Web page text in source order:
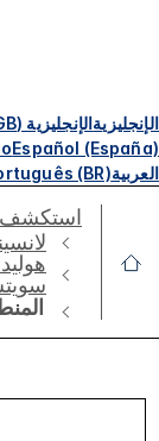
الإنجليزيةالإنجليزية (GB)
Español (España)
العربية(BR)
استكشف